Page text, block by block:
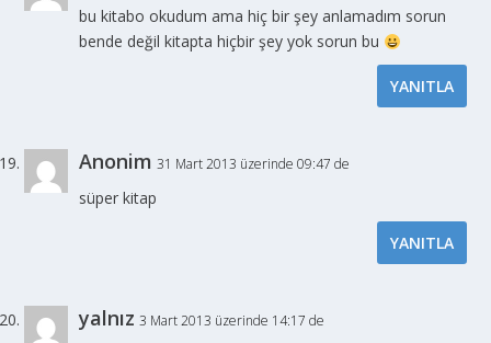
bu kitabo okudum ama hiç bir şey anlamadım sorun
bende değil kitapta hiçbir şey yok sorun bu
YANITLA
Anonim 31 Mart 2013 üzerinde 09:47 de
süper kitap
YANITLA
yalnız 3 Mart 2013 üzerinde 14:17 de